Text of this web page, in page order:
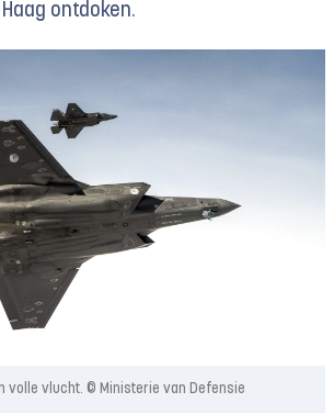
ontdoken.
volle vlucht. © Ministerie van Defensie